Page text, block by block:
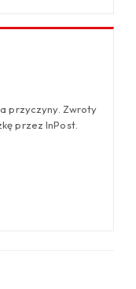
przyczyny. Zwroty
przez InPost.